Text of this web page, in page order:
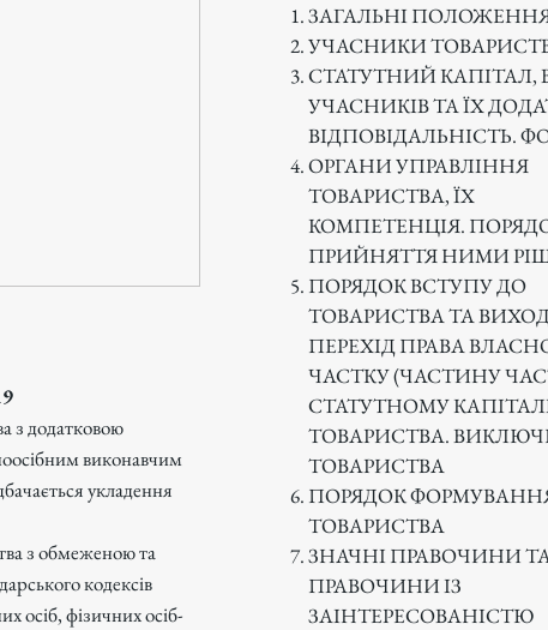
з додатковою
виконавчим
укладення
з обмеженою та
кодексів
осіб, фізичних осіб-
ЗАГАЛЬНІ
УЧАСНИКИ
СТАТУТНИЙ КАПІТАЛ,
УЧАСНИКІВ ТА ЇХ
ВІДПОВІДАЛЬНІСТЬ.
ОРГАНИ УПРАВЛІННЯ
ТОВАРИСТВА, ЇХ
КОМПЕТЕНЦІЯ.
ПРИЙНЯТТЯ НИМИ
ПОРЯДОК ВСТУПУ ДО
ТОВАРИСТВА ТА
ПЕРЕХІД ПРАВА
ЧАСТКУ (ЧАСТИНУ
СТАТУТНОМУ
ТОВАРИСТВА.
ТОВАРИСТВА
ПОРЯДОК
ТОВАРИСТВА
ЗНАЧНІ ПРАВОЧИНИ
ПРАВОЧИНИ ІЗ
ЗАІНТЕРЕСОВАНІСТЮ